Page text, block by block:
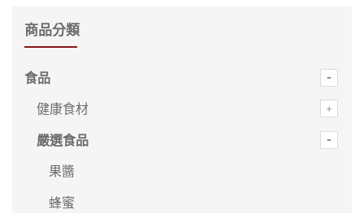
商品分類
食品
健康食材
嚴選食品
果醬
蜂蜜